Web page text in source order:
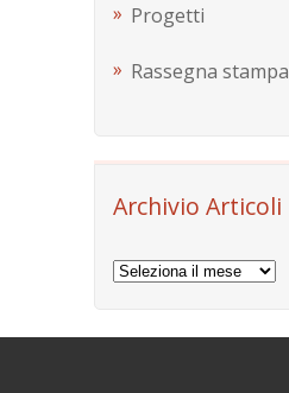
Progetti
Rassegna stampa
Archivio Articoli
Archivio